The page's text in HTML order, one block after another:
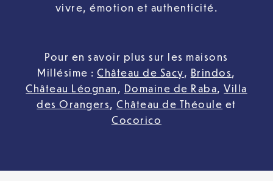
vivre, émotion et authenticité.
Pour en savoir plus sur les maisons
Millésime :Château de Sacy, Brindos,
Château Léognan, Domaine de Raba,Villa
des Orangers,Château de Théoule et
Cocorico